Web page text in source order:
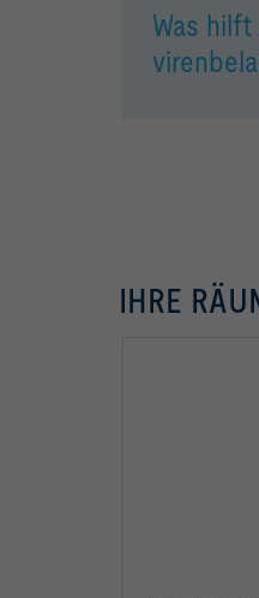
Was
IHRE